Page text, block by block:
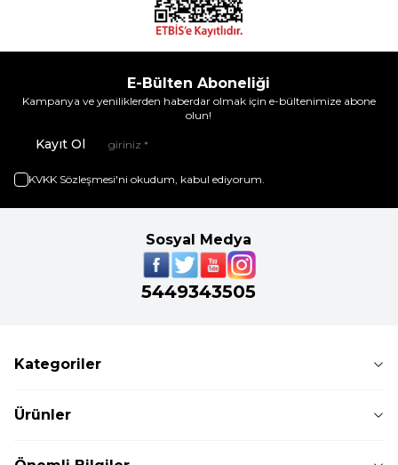
E-Bülten Aboneliği
Kampanya ve yeniliklerden haberdar olmak için e-bültenimize abone
olun!
Kayıt Ol
KVKK Sözleşmesi'ni okudum, kabul ediyorum.
Sosyal Medya
5449343505
Kategoriler
Ürünler